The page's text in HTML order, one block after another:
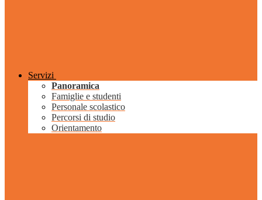
Servizi
Panoramica
Famiglie e studenti
Personale scolastico
Percorsi di studio
Orientamento